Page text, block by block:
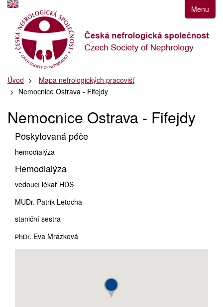
k
navigaci
Přejít
obsah
k
postrannímu
Klávesové
zkratky
Menu
Úvod
Mapa nefrologických pracovišť
Nemocnice Ostrava - Fifejdy
Nemocnice Ostrava - Fifejdy
Poskytovaná péče
hemodialýza
Hemodialýza
vedoucí lékař HDS
MUDr. Patrik Letocha
staniční sestra
PhDr. Eva Mrázková